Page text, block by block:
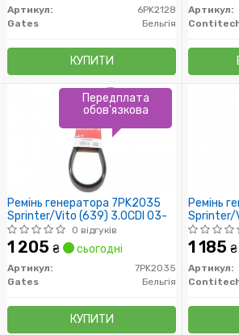
Артикул:
6PK2128
Gates
Бельгія
КУПИТИ
Артикул:
Ремінь генератора 7PK2035
Sprinter/Vito (639) 3.0CDI 03-
0 відгуків
1 205 ₴ сьогодні
Артикул:
7PK2035
Gates
Бельгія
КУПИТИ
Передплата
обов'язкова
Ремінь
Sprinter/
1 185 ₴
Артикул: